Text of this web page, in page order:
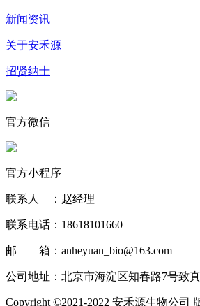
新闻资讯
关于安禾源
招贤纳士
官方微信
官方小程序
联系人 ：赵经理
联系电话：18618101660
邮 箱：anheyuan_bio@163.com
公司地址：北京市海淀区知春路7号致
Copyright ©2021-2022 安禾源生物公司